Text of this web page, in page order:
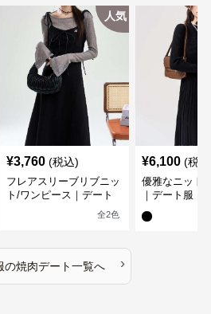
人気
¥3,760 (税込)
フレアスリーブリブニッ
ト/ワンピース｜デート
全2色
¥6,100 (税
優雅なニット
｜デート服
の焼肉デート一覧へ ›